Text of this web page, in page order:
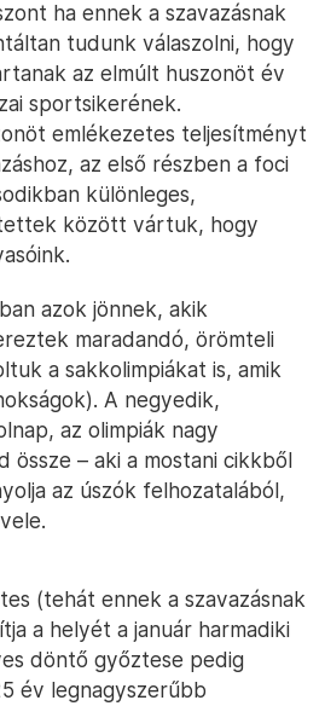
ha ennek a szavazásnak
tudunk válaszolni, hogy
az elmúlt huszonöt év
sportsikerének.
emlékezetes teljesítményt
az első részben a foci
különleges,
között vártuk, hogy
azok jönnek, akik
maradandó, örömteli
a sakkolimpiákat is, amik
A negyedik,
az olimpiák nagy
össze – aki a mostani cikkből
az úszók felhozatalából,
(tehát ennek a szavazásnak
a helyét a január harmadiki
döntő győztese pedig
év legnagyszerűbb